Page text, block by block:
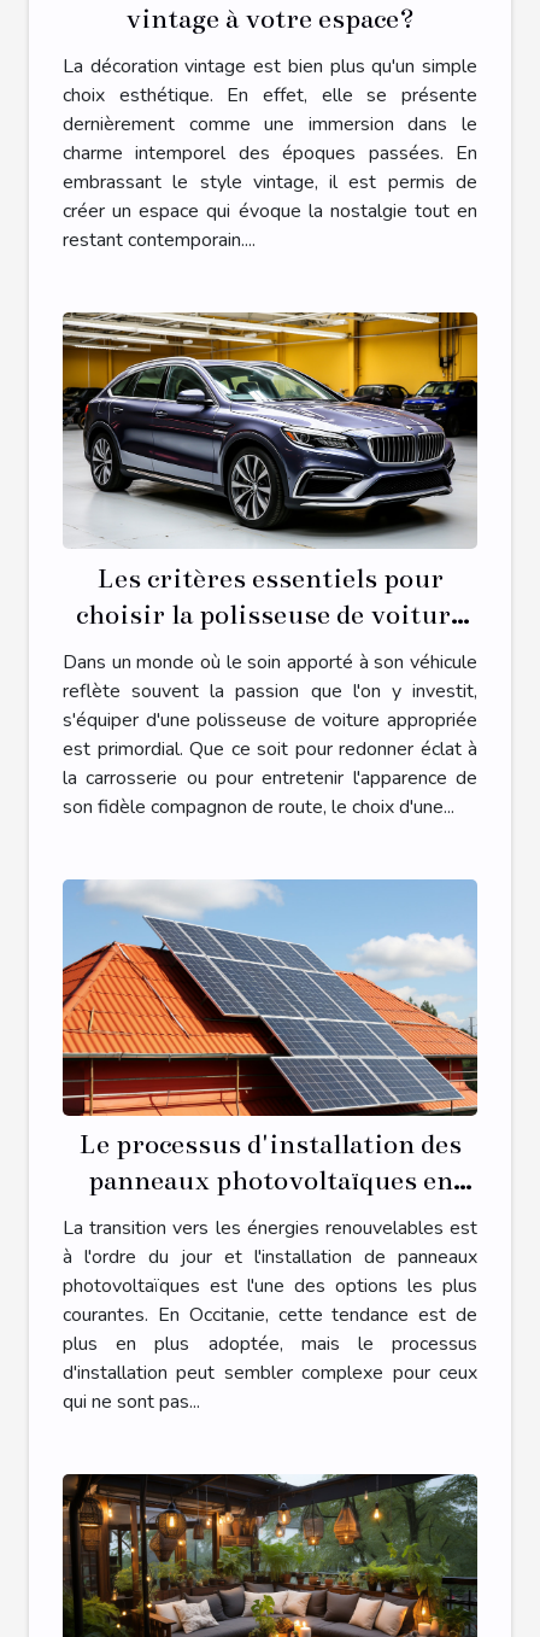
vintage à votre espace?
La décoration vintage est bien plus qu'un simple
choix esthétique. En effet, elle se présente
dernièrement comme une immersion dans le
charme intemporel des époques passées. En
embrassant le style vintage, il est permis de
créer un espace qui évoque la nostalgie tout en
restant contemporain....
Les critères essentiels pour
choisir la polisseuse de voiture
adaptée à vos besoins
Dans un monde où le soin apporté à son véhicule
reflète souvent la passion que l'on y investit,
s'équiper d'une polisseuse de voiture appropriée
est primordial. Que ce soit pour redonner éclat à
la carrosserie ou pour entretenir l'apparence de
son fidèle compagnon de route, le choix d'une...
Le processus d'installation des
panneaux photovoltaïques en
Occitanie
La transition vers les énergies renouvelables est
à l'ordre du jour et l'installation de panneaux
photovoltaïques est l'une des options les plus
courantes. En Occitanie, cette tendance est de
plus en plus adoptée, mais le processus
d'installation peut sembler complexe pour ceux
qui ne sont pas...